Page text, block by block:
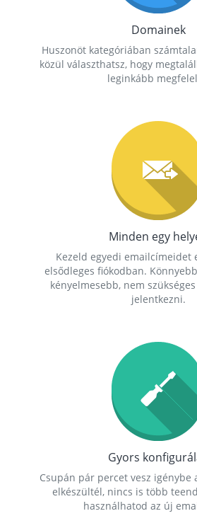
Domainek
Huszonöt kategóriában
közül választhatsz, hogy
leginkább
Minden egy
Kezeld egyedi emailcímeidet
elsődleges fiókodban.
kényelmesebb, nem
jelentkezni.
Gyors
Csupán pár percet vesz igénybe
elkészültél, nincs is több
használhatod az új